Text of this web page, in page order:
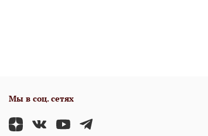
Мы в соц. сетях